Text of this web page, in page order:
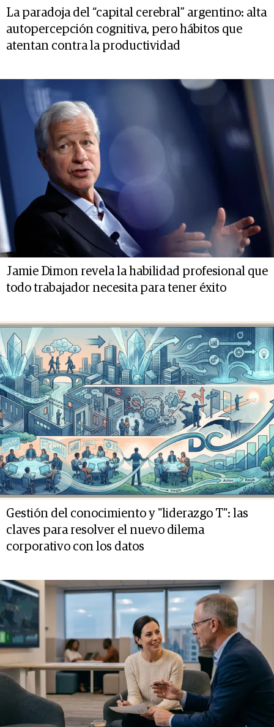
La paradoja del “capital cerebral” argentino: alta
autopercepción cognitiva, pero hábitos que
atentan contra la productividad
Jamie Dimon revela la habilidad profesional que
todo trabajador necesita para tener éxito
Gestión del conocimiento y "liderazgo T": las
claves para resolver el nuevo dilema
corporativo con los datos